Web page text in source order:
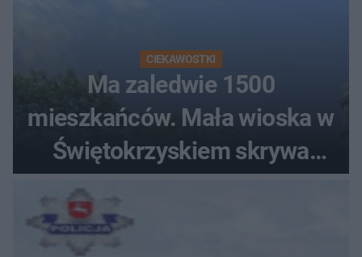
CIEKAWOSTKI
Ma zaledwie 1500
mieszkańców. Mała wioska w
Świętokrzyskiem skrywa
zabytki, bywał tu nawet król